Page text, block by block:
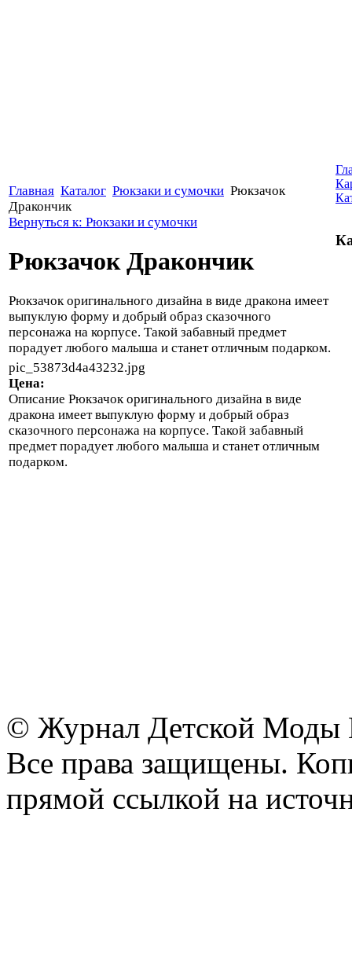
Главная Каталог Рюкзаки и сумочки Рюкзачок
Дракончик
Вернуться к: Рюкзаки и сумочки
Рюкзачок Дракончик
Рюкзачок оригинального дизайна в виде дракона имеет
выпуклую форму и добрый образ сказочного
персонажа на корпусе. Такой забавный предмет
порадует любого малыша и станет отличным подарком.
pic_53873d4a43232.jpg
Цена:
Описание Рюкзачок оригинального дизайна в виде
дракона имеет выпуклую форму и добрый образ
сказочного персонажа на корпусе. Такой забавный
предмет порадует любого малыша и станет отличным
подарком.
© Журнал Детской Моды
Все права защищены.
прямой ссылкой на